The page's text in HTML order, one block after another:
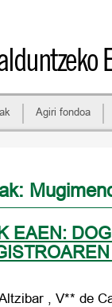
Agiri fondoa
EAEN:
, V** de